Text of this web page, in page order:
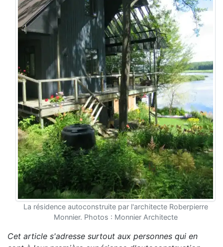
La résidence autoconstruite par l'architecte Roberpierre
Monnier. Photos : Monnier Architecte
Cet article s'adresse surtout aux personnes qui en